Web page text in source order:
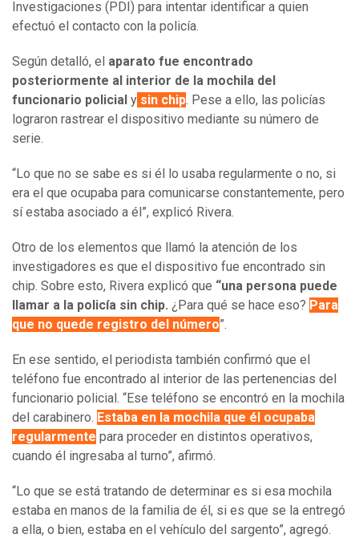
Investigaciones (PDI) para intentar identificar a quien
efectuó el contacto con la policía.
Según detalló, el aparato fue encontrado
posteriormente al interior de la mochila del
funcionario policial y sin chip . Pese a ello, las policías
lograron rastrear el dispositivo mediante su número de
serie.
“Lo que no se sabe es si él lo usaba regularmente o no, si
era el que ocupaba para comunicarse constantemente, pero
sí estaba asociado a él”, explicó Rivera.
Otro de los elementos que llamó la atención de los
investigadores es que el dispositivo fue encontrado sin
chip. Sobre esto, Rivera explicó que “una persona puede
llamar a la policía sin chip. ¿Para qué se hace eso? Para
que no quede registro del número”.
En ese sentido, el periodista también confirmó que el
teléfono fue encontrado al interior de las pertenencias del
funcionario policial. “Ese teléfono se encontró en la mochila
del carabinero. Estaba en la mochila que él ocupaba
regularmente para proceder en distintos operativos,
cuando él ingresaba al turno”, afirmó.
“Lo que se está tratando de determinar es si esa mochila
estaba en manos de la familia de él, si es que se la entregó
a ella, o bien, estaba en el vehículo del sargento”, agregó.